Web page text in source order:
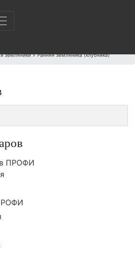
земляники>Ранняя земляника (клубника)
ПРОФИ